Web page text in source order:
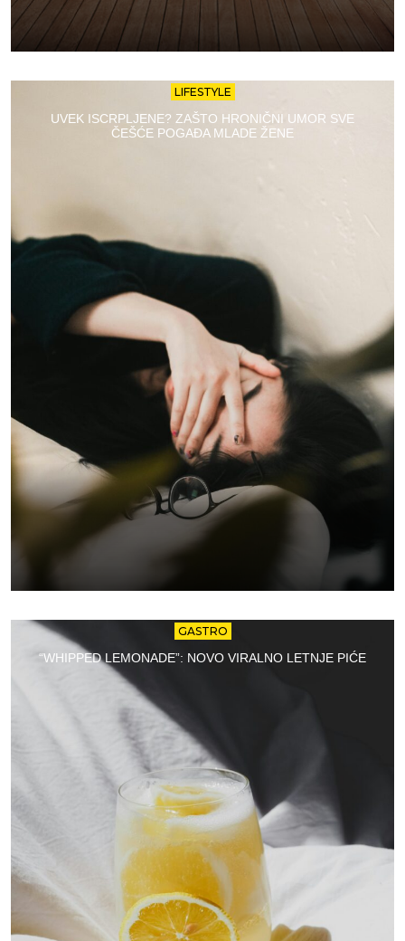
LIFESTYLE
UVEK ISCRPLJENE? ZAŠTO HRONIČNI UMOR SVE
ČEŠĆE POGAĐA MLADE ŽENE
GASTRO
“WHIPPED LEMONADE”: NOVO VIRALNO LETNJE PIĆE